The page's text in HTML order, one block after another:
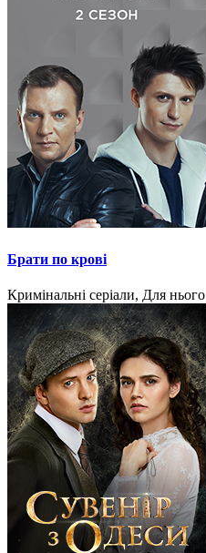
Брати по крові
Кримінальні серіали, Для нього